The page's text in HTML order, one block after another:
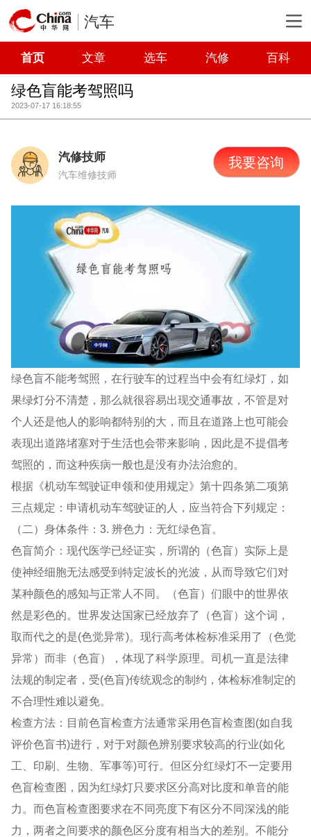
汽车
首页 文章 选车 汽修 百科
绿色盲能考驾照吗
2023-07-17 16:18:55
汽修技师
汽车维修技师
我要咨询
绿色盲不能考驾照，在行驶车的过程当中会有红绿灯，如
果绿灯分不清楚，那么就很容易出现交通事故，不管是对
个人还是他人的影响都特别的大，而且在道路上也可能会
表现出道路堵塞对于生活也会带来影响，因此是不提倡考
驾照的，而这种疾病一般也是没有办法治愈的。
根据《机动车驾驶证申领和使用规定》第十四条第二项第
三点规定：申请机动车驾驶证的人，应当符合下列规定：
（二）身体条件：3. 辨色力：无红绿色盲。
色盲简介：现代医学已经证实，所谓的（色盲）实际上是
使神经细胞无法感受到特定波长的光波，从而导致它们对
某种颜色的感知与正常人不同。（色盲）们眼中的世界依
然是彩色的。世界发达国家已经放弃了（色盲）这个词，
取而代之的是(色觉异常)。现行高考体检标准采用了（色觉
异常）而非（色盲），体现了科学原理。司机一直是法律
法规的制定者，受(色盲)传统观念的制约，体检标准制定的
不合理性难以避免。
检查方法：目前色盲检查方法通常采用色盲检查图(如自我
评价色盲书)进行，对于对颜色辨别要求较高的行业(如化
工、印刷、生物、军事等)可行。但区分红绿灯不一定要用
色盲检查图，因为红绿灯只要求区分高对比度和单音的能
力。而色盲检查图要求在不同亮度下有区分不同深浅的能
力，两者之间要求的颜色区分度有相当大的差别。不能分